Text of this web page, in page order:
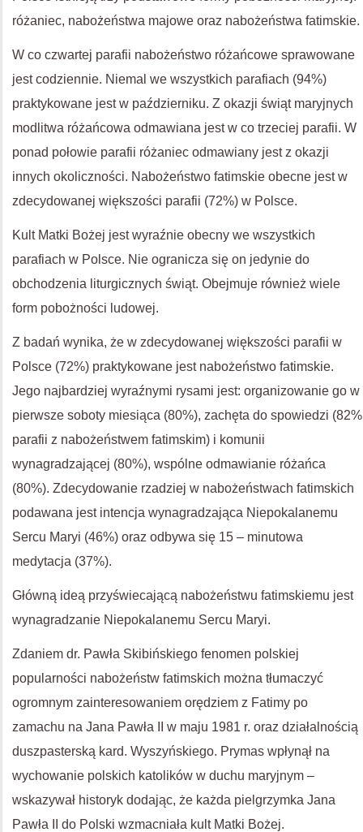
różaniec, nabożeństwa majowe oraz nabożeństwa fatimskie.
W co czwartej parafii nabożeństwo różańcowe sprawowane
jest codziennie. Niemal we wszystkich parafiach (94%)
praktykowane jest w październiku. Z okazji świąt maryjnych
modlitwa różańcowa odmawiana jest w co trzeciej parafii. W
ponad połowie parafii różaniec odmawiany jest z okazji
innych okoliczności. Nabożeństwo fatimskie obecne jest w
zdecydowanej większości parafii (72%) w Polsce.
Kult Matki Bożej jest wyraźnie obecny we wszystkich
parafiach w Polsce. Nie ogranicza się on jedynie do
obchodzenia liturgicznych świąt. Obejmuje również wiele
form pobożności ludowej.
Z badań wynika, że w zdecydowanej większości parafii w
Polsce (72%) praktykowane jest nabożeństwo fatimskie.
Jego najbardziej wyraźnymi rysami jest: organizowanie go w
pierwsze soboty miesiąca (80%), zachęta do spowiedzi (82%
parafii z nabożeństwem fatimskim) i komunii
wynagradzającej (80%), wspólne odmawianie różańca
(80%). Zdecydowanie rzadziej w nabożeństwach fatimskich
podawana jest intencja wynagradzająca Niepokalanemu
Sercu Maryi (46%) oraz odbywa się 15 – minutowa
medytacja (37%).
Główną ideą przyświecającą nabożeństwu fatimskiemu jest
wynagradzanie Niepokalanemu Sercu Maryi.
Zdaniem dr. Pawła Skibińskiego fenomen polskiej
popularności nabożeństw fatimskich można tłumaczyć
ogromnym zainteresowaniem orędziem z Fatimy po
zamachu na Jana Pawła II w maju 1981 r. oraz działalnością
duszpasterską kard. Wyszyńskiego. Prymas wpłynął na
wychowanie polskich katolików w duchu maryjnym –
wskazywał historyk dodając, że każda pielgrzymka Jana
Pawła II do Polski wzmacniała kult Matki Bożej.